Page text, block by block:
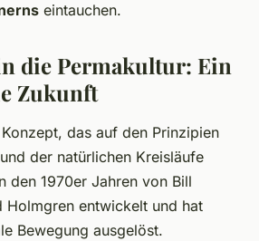
eintauchen.
die Permakultur: Ein
Zukunft
das auf den Prinzipien
der natürlichen Kreisläufe
den 1970er Jahren von Bill
Holmgren entwickelt und hat
Bewegung ausgelöst.